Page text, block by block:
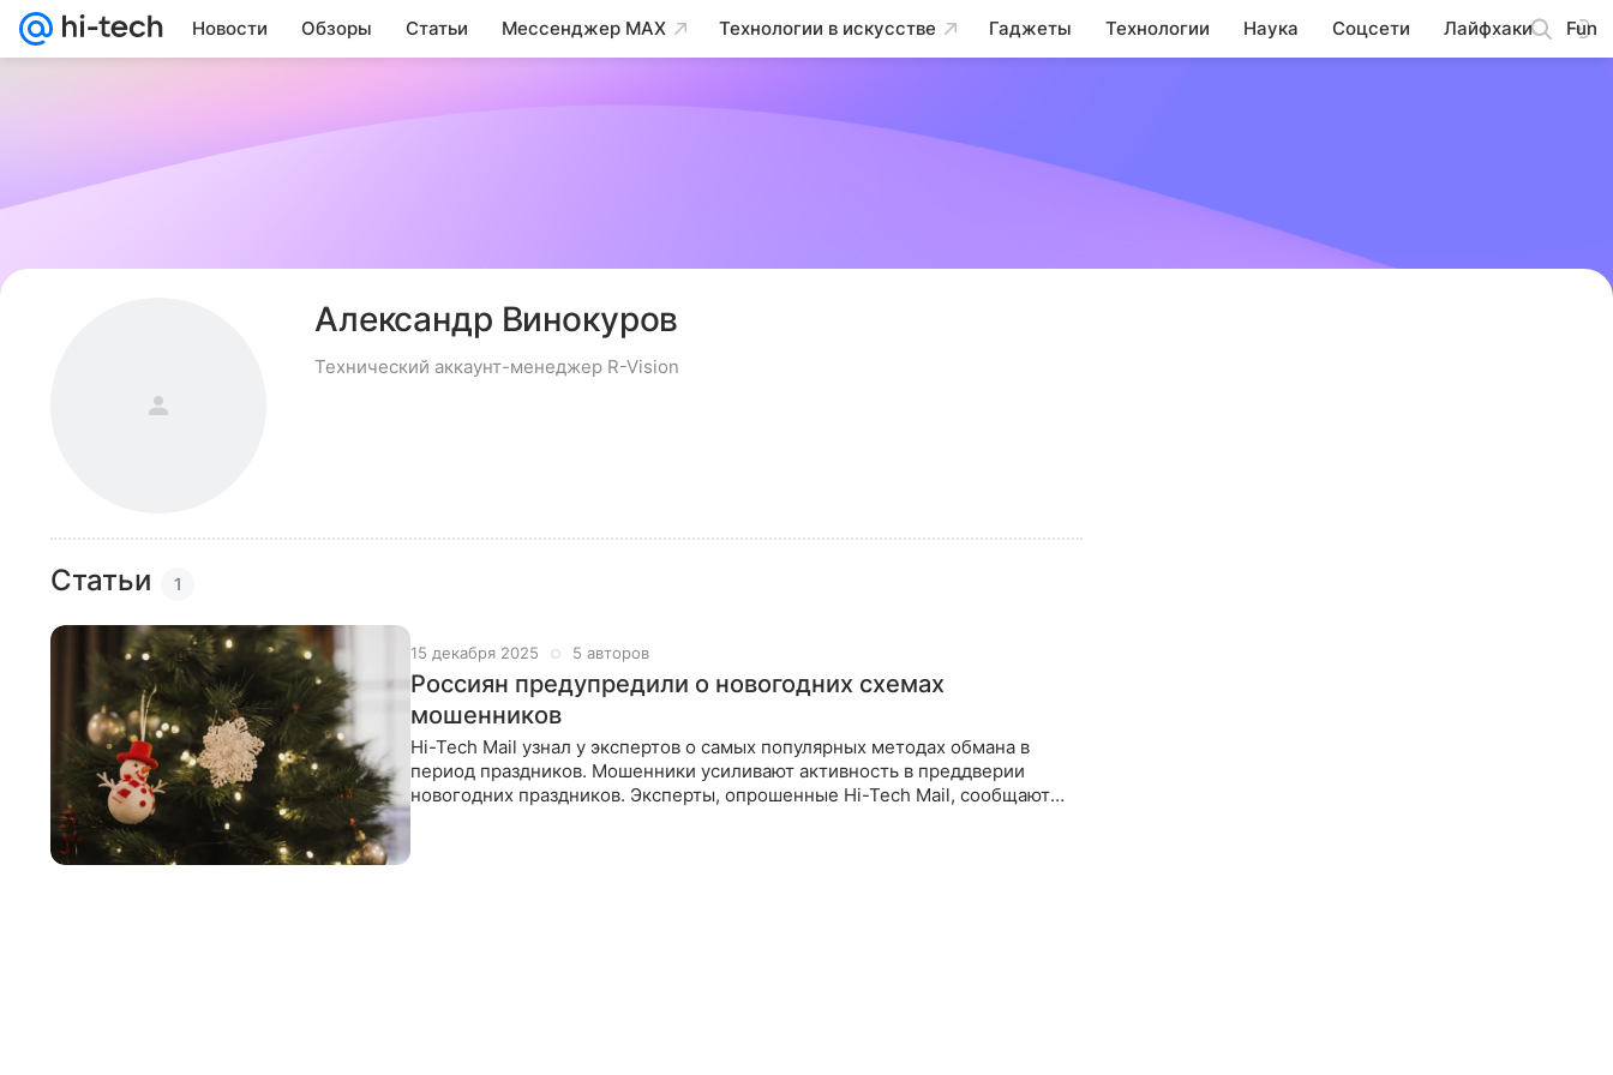
Новости Обзоры Статьи Мессенджер MAX Технологии в искусстве Гаджеты Технологии Наука Соцсети Лайфхаки Fun
Александр Винокуров
Технический аккаунт-менеджер R-Vision
Статьи 1
15 декабря 2025 5 авторов
Россиян предупредили о новогодних схемах
мошенников
Hi-Tech Mail узнал у экспертов о самых популярных методах обмана в
период праздников. Мошенники усиливают активность в преддверии
новогодних праздников. Эксперты, опрошенные Hi-Tech Mail, сообщают